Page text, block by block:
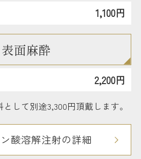
1,100円
表面麻酔
2,200円
して別途3,300円頂戴します。
酸溶解注射の詳細